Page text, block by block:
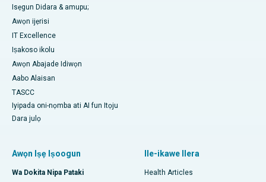
Isẹgun Didara & amupu;
Awọn ijẹrisi
IT Excellence
Iṣakoso ikolu
Awọn Abajade Idiwọn
Aabo Alaisan
TASCC
Iyipada oni-nọmba ati AI fun Itọju
Dara julọ
Awọn Iṣẹ Iṣoogun
Wa Dokita Nipa Pataki
Ile-ikawe Ilera
Health Articles